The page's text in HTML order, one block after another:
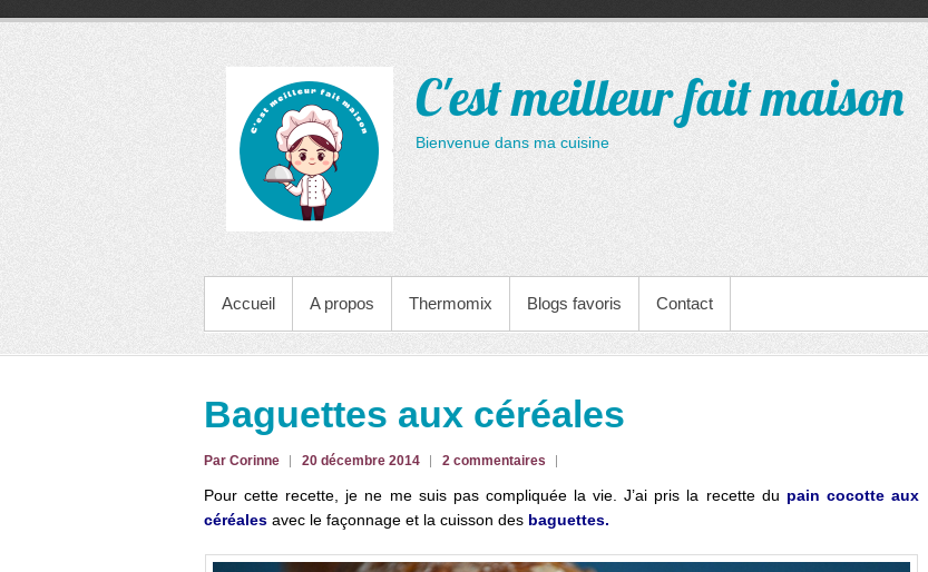
contenu
C'est meilleur fait maison
Bienvenue dans ma cuisine
MENU PRINCIPAL
Accueil A propos Thermomix Blogs favoris Contact
Baguettes aux céréales
Par Corinne 20 décembre 2014 2 commentaires
Pour cette recette, je ne me suis pas compliquée la vie. J’ai pris la recette du pain cocotte aux
céréales avec le façonnage et la cuisson des baguettes.